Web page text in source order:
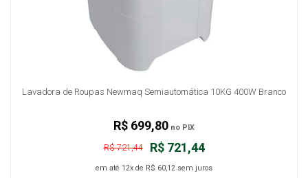
Lavadora de Roupas Newmaq Semiautomática 10KG 400W Branco
R$ 721,44
R$ 721,44
em até 12x de R$ 60,12 sem juros
R$ 699,80 no PIX